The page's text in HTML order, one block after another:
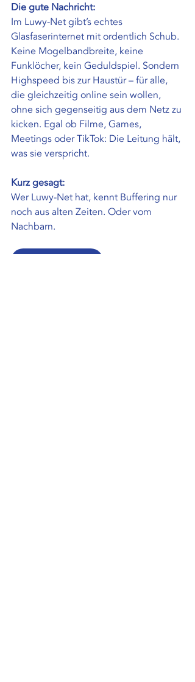
Die gute Nachricht:
Im Luwy-Net gibt’s echtes
Glasfaserinternet mit ordentlich Schub.
Keine Mogelbandbreite, keine
Funklöcher, kein Geduldspiel. Sondern
Highspeed bis zur Haustür – für alle,
die gleichzeitig online sein wollen,
ohne sich gegenseitig aus dem Netz zu
kicken. Egal ob Filme, Games,
Meetings oder TikTok: Die Leitung hält,
was sie verspricht.
Kurz gesagt:
Wer Luwy-Net hat, kennt Buffering nur
noch aus alten Zeiten. Oder vom
Nachbarn.